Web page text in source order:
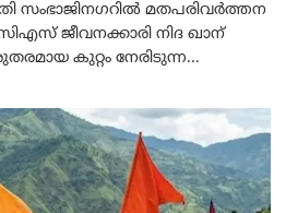
സംഭാജിനഗറിൽ മതപരിവർത്തന
ജീവനക്കാരി നിദ ഖാന്
കുറ്റം നേരിടുന്ന...